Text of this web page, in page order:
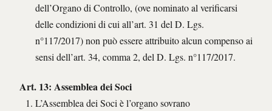
dell’Organo di Controllo, (ove nominato al verificarsi
delle condizioni di cui all’art. 31 del D. Lgs.
n°117/2017) non può essere attribuito alcun compenso ai
sensi dell’art. 34, comma 2, del D. Lgs. n°117/2017.
Art. 13: Assemblea dei Soci
L’Assemblea dei Soci è l’organo sovrano